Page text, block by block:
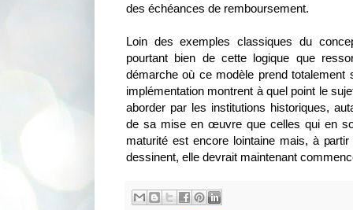
des échéances de remboursement.
Loin des exemples classiques du
pourtant bien de cette logique que
démarche où ce modèle prend
implémentation montrent à quel point le
aborder par les institutions historiques,
de sa mise en œuvre que celles qui en
maturité est encore lointaine mais, à
dessinent, elle devrait maintenant